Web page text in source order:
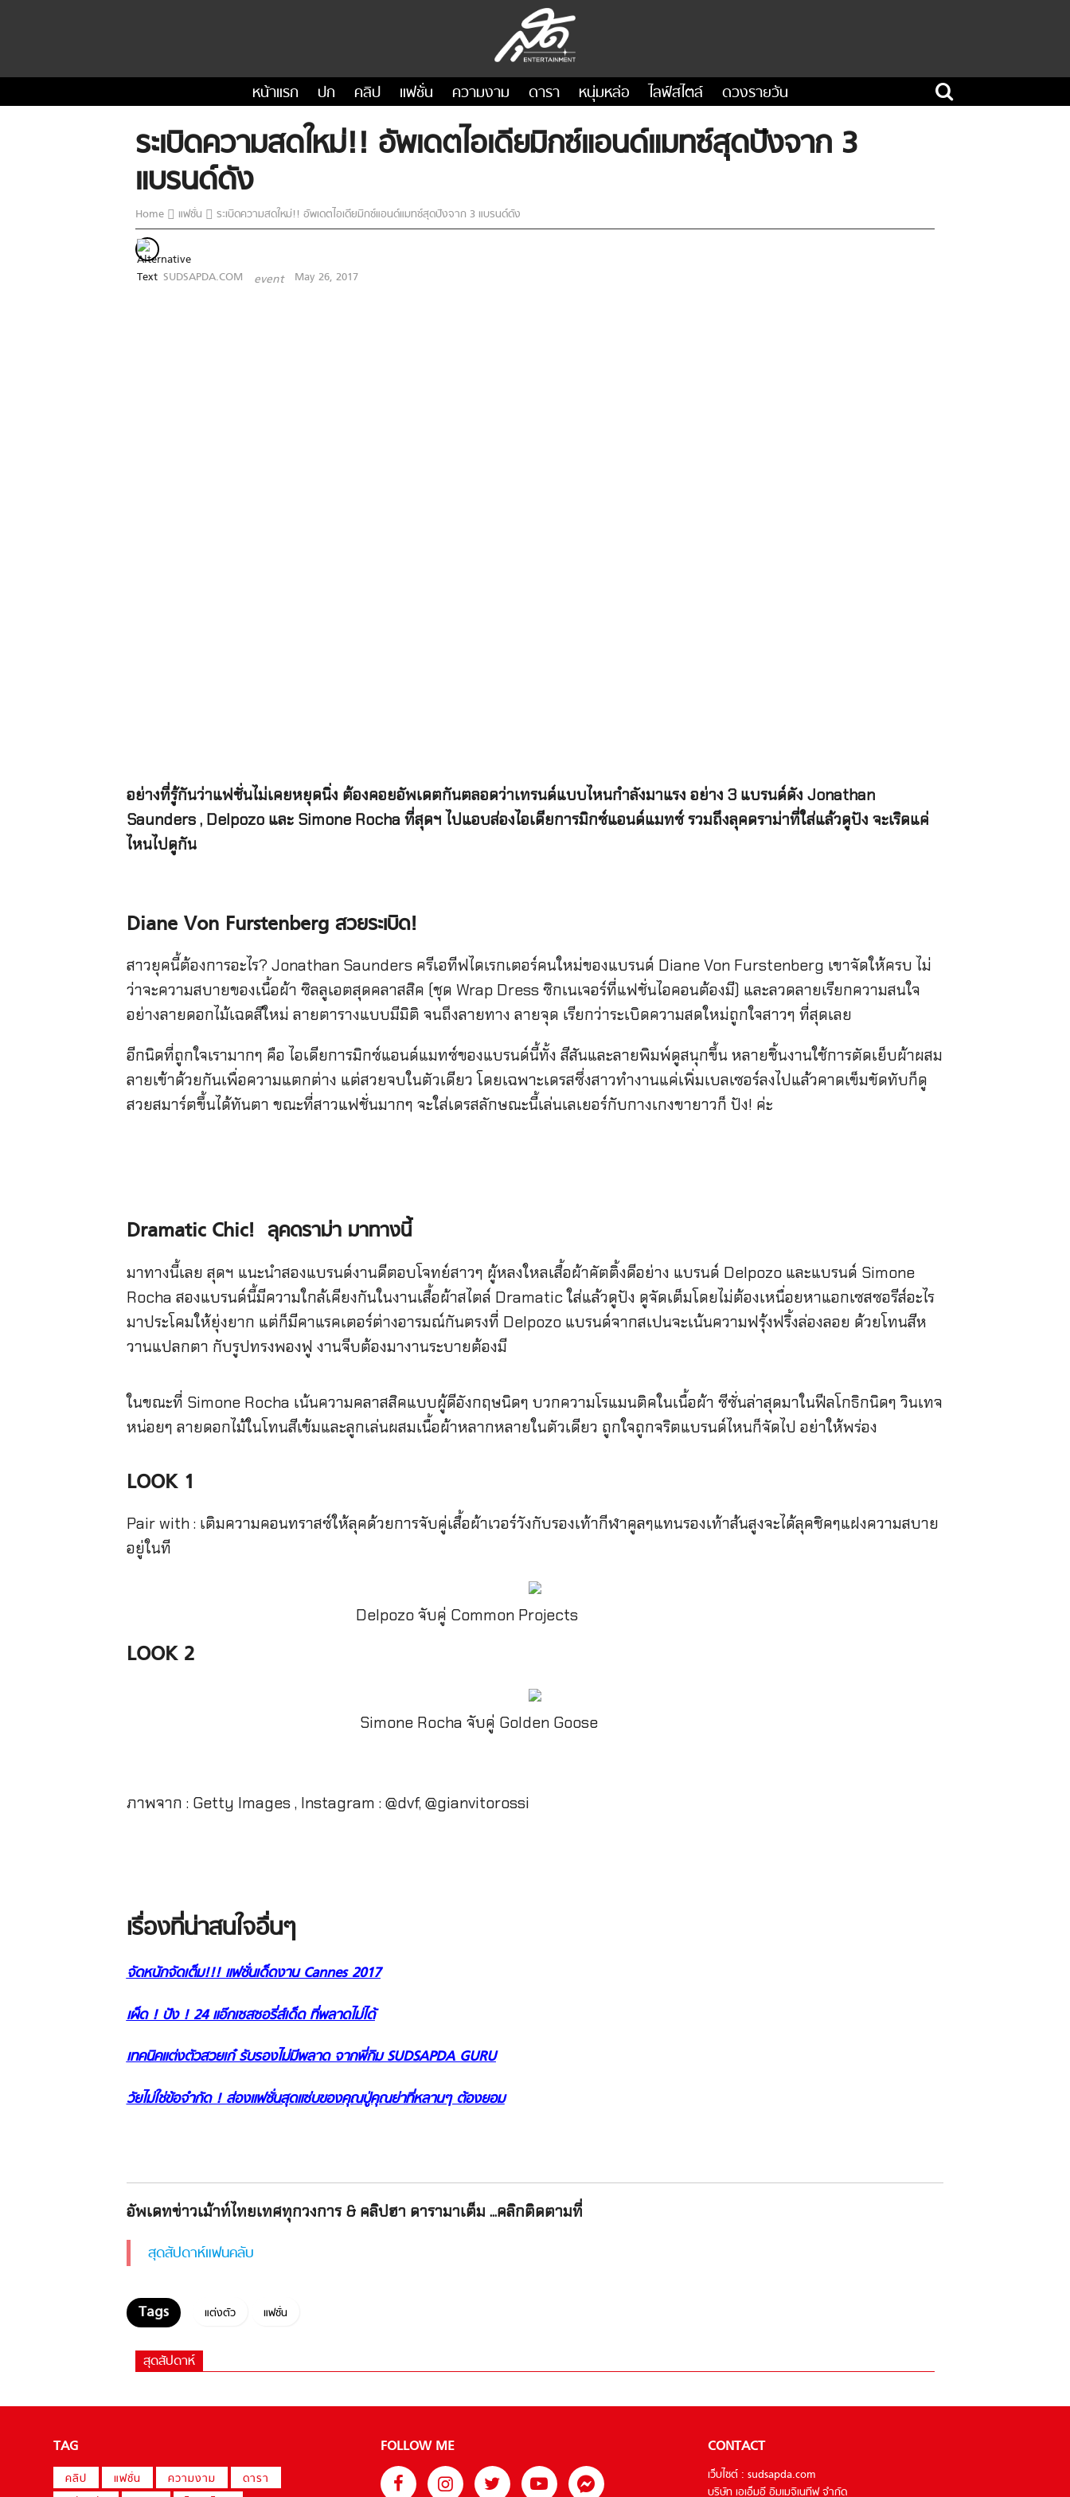
หน้าแรก ปก คลิป แฟชั่น ความงาม ดารา หนุ่มหล่อ ไลฟ์สไตล์ ดวงรายวัน
ระเบิดความสดใหม่!! อัพเดตไอเดียมิกซ์แอนด์แมทซ์สุดปังจาก 3
แบรนด์ดัง
Home แฟชั่น ระเบิดความสดใหม่!! อัพเดตไอเดียมิกซ์แอนด์แมทซ์สุดปังจาก 3 แบรนด์ดัง
SUDSAPDA.COM event May 26, 2017
อย่างที่รู้กันว่าแฟชั่นไม่เคยหยุดนิ่ง ต้องคอยอัพเดตกันตลอดว่าเทรนด์แบบไหนกำลังมาแรง อย่าง 3 แบรนด์ดัง Jonathan
Saunders , Delpozo และ Simone Rocha ที่สุดฯ ไปแอบส่องไอเดียการมิกซ์แอนด์แมทซ์ รวมถึงลุคดราม่าที่ใส่แล้วดูปัง จะเริดแค่
ไหนไปดูกัน
Diane Von Furstenberg สวยระเบิด!
สาวยุคนี้ต้องการอะไร? Jonathan Saunders ครีเอทีฟไดเรกเตอร์คนใหม่ของแบรนด์ Diane Von Furstenberg เขาจัดให้ครบ ไม่
ว่าจะความสบายของเนื้อผ้า ซิลลูเอตสุดคลาสสิค (ชุด Wrap Dress ซิกเนเจอร์ที่แฟชั่นไอคอนต้องมี) และลวดลายเรียกความสนใจ
อย่างลายดอกไม้เฉดสีใหม่ ลายตารางแบบมีมิติ จนถึงลายทาง ลายจุด เรียกว่าระเบิดความสดใหม่ถูกใจสาวๆ ที่สุดเลย
อีกนิดที่ถูกใจเรามากๆ คือ ไอเดียการมิกซ์แอนด์แมทซ์ของแบรนด์นี้ทั้ง สีสันและลายพิมพ์ดูสนุกขึ้น หลายชิ้นงานใช้การตัดเย็บผ้าผสม
ลายเข้าด้วยกันเพื่อความแตกต่าง แต่สวยจบในตัวเดียว โดยเฉพาะเดรสซึ่งสาวทำงานแค่เพิ่มเบลเซอร์ลงไปแล้วคาดเข็มขัดทับก็ดู
สวยสมาร์ตขึ้นได้ทันตา ขณะที่สาวแฟชั่นมากๆ จะใส่เดรสลักษณะนี้เล่นเลเยอร์กับกางเกงขายาวก็ ปัง! ค่ะ
Dramatic Chic! ลุคดราม่า มาทางนี้
มาทางนี้เลย สุดฯ แนะนำสองแบรนด์งานดีตอบโจทย์สาวๆ ผู้หลงใหลเสื้อผ้าคัตติ้งดีอย่าง แบรนด์ Delpozo และแบรนด์ Simone
Rocha สองแบรนด์นี้มีความใกล้เคียงกันในงานเสื้อผ้าสไตล์ Dramatic ใส่แล้วดูปัง ดูจัดเต็มโดยไม่ต้องเหนื่อยหาแอกเซสซอรีส์อะไร
มาประโคมให้ยุ่งยาก แต่ก็มีคาแรคเตอร์ต่างอารมณ์กันตรงที่ Delpozo แบรนด์จากสเปนจะเน้นความฟรุ้งฟริ้งล่องลอย ด้วยโทนสีห
วานแปลกตา กับรูปทรงพองฟู งานจีบต้องมางานระบายต้องมี
ในขณะที่ Simone Rocha เน้นความคลาสสิคแบบผู้ดีอังกฤษนิดๆ บวกความโรแมนติคในเนื้อผ้า ซีซั่นล่าสุดมาในฟีลโกธิกนิดๆ วินเทจ
หน่อยๆ ลายดอกไม้ในโทนสีเข้มและลูกเล่นผสมเนื้อผ้าหลากหลายในตัวเดียว ถูกใจถูกจริตแบรนด์ไหนก็จัดไป อย่าให้พร่อง
LOOK 1
Pair with : เติมความคอนทราสซ์ให้ลุคด้วยการจับคู่เสื้อผ้าเวอร์วังกับรองเท้ากีฬาคูลๆแทนรองเท้าส้นสูงจะได้ลุคชิคๆแฝงความสบาย
อยู่ในที
Delpozo จับคู่ Common Projects
LOOK 2
Simone Rocha จับคู่ Golden Goose
ภาพจาก : Getty Images , Instagram : @dvf, @gianvitorossi
เรื่องที่น่าสนใจอื่นๆ
จัดหนักจัดเต็ม!!! แฟชั่นเด็ดงาน Cannes 2017
เผ็ด ! ปัง ! 24 แอ๊กเซสซอรี่ส์เด็ด ที่พลาดไม่ได้
เทคนิคแต่งตัวสวยเก๋ รับรองไม่มีพลาด จากพี่กิม SUDSAPDA GURU
วัยไม่ใช่ข้อจำกัด ! ส่องแฟชั่นสุดแซ่บของคุณปู่คุณย่าที่หลานๆ ต้องยอม
อัพเดทข่าวเม้าท์ไทยเทศทุกวงการ & คลิปฮา ดารามาเต็ม ...คลิกติดตามที่
สุดสัปดาห์แฟนคลับ
แต่งตัว แฟชั่น
สุดสัปดาห์
TAG
คลิป แฟชั่น ความงาม
ดารา
FOLLOW ME CONTACT
เว็บไซต์ : sudsapda.com
บริษัท เอเอ็มอี อิมเมจิเนทีฟ จำกัด